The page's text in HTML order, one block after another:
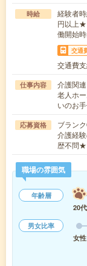
時給
経験者
円以上★
働開始
交通
交通費
仕事内容
介護関連
老人ホ
いのお
応募資格
ブラン
介護経
歴不問
職場の雰囲気
年齢層
20代
男女比率
女性